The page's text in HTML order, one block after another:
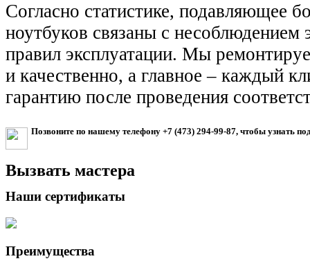
Согласно статистике, подавляющее
ноутбуков связаны с несоблюдением
правил эксплуатации. Мы
и качественно, а главное – каждый
гарантию после проведения
Позвоните по нашему телефону +7 (473) 294-99-87, чтобы узнать
Вызвать мастера
Наши сертификаты
Преимущества